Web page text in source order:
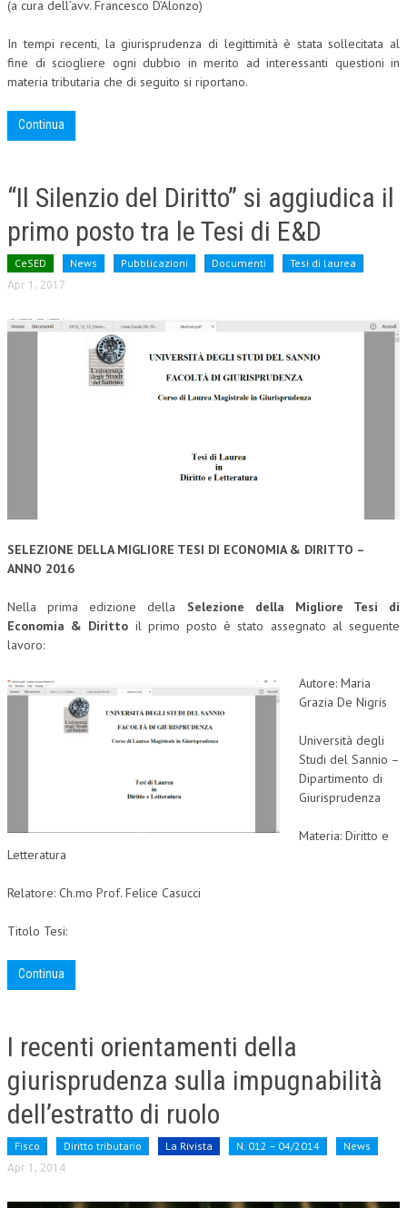
(a cura dell’avv. Francesco D’Alonzo)
In tempi recenti, la giurisprudenza di legittimità è stata sollecitata al
fine di sciogliere ogni dubbio in merito ad interessanti questioni in
materia tributaria che di seguito si riportano.
Continua
“Il Silenzio del Diritto” si aggiudica il
primo posto tra le Tesi di E&D
CeSED News Pubblicazioni Documenti Tesi di laurea
Apr 1, 2017
SELEZIONE DELLA MIGLIORE TESI DI ECONOMIA & DIRITTO –
ANNO 2016
Nella prima edizione della Selezione della Migliore Tesi di
Economia & Diritto il primo posto è stato assegnato al seguente
lavoro:
Autore: Maria
Grazia De Nigris
Università degli
Studi del Sannio –
Dipartimento di
Giurisprudenza
Materia: Diritto e
Letteratura
Relatore: Ch.mo Prof. Felice Casucci
Titolo Tesi:
Continua
I recenti orientamenti della
giurisprudenza sulla impugnabilità
dell’estratto di ruolo
Fisco Diritto tributario La Rivista N. 012 – 04/2014 News
Apr 1, 2014